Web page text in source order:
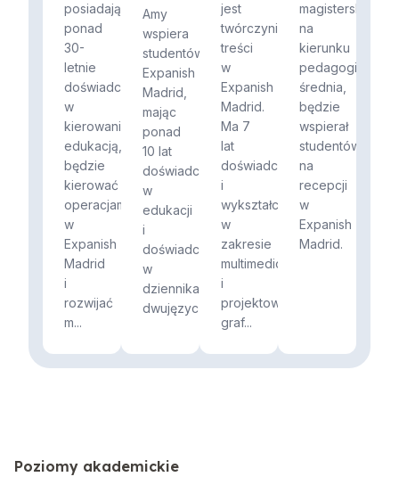
posiadający
ponad
30-
letnie
doświadczenie
w
kierowaniu
edukacją,
będzie
kierować
operacjami
w
Expanish
Madrid
i
rozwijać
m...
Amy
wspiera
studentów
Expanish
Madrid,
mając
ponad
10 lat
doświadczenia
w
edukacji
i
doświadczenie
w
dziennikarstwie
dwujęzycznym.
jest
twórczynią
treści
w
Expanish
Madrid.
Ma 7
lat
doświadczenia
i
wykształcenie
w
zakresie
multimediów
i
projektowania
graf...
magisterskich
na
kierunku
pedagogika
średnia,
będzie
wspierał
studentów
na
recepcji
w
Expanish
Madrid.
Poziomy akademickie